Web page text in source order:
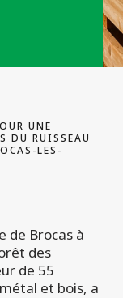
UNE
DU RUISSEAU
LES-
de Brocas à
des
de 55
et bois, a